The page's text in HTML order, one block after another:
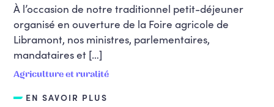
Economie, industrie, commerce,
entrepreneuriat, indépendants
Efficacité des organisations et des
politiques publiques, fonction publique
Egalité des genres et LGBTQIA+
Emploi, formation et bien-être au
À l’occasion de notre traditionnel petit-déjeuner
organisé en ouverture de la Foire agricole de
Libramont, nos ministres, parlementaires,
mandataires et […]
Agriculture et ruralité
EN SAVOIR PLUS